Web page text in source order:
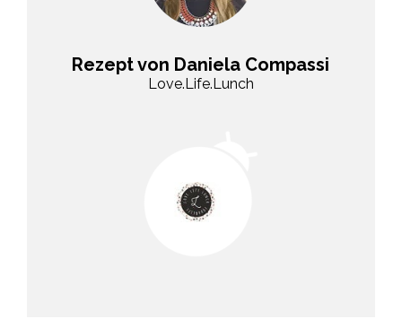
Rezept von Daniela Compassi
Love.Life.Lunch